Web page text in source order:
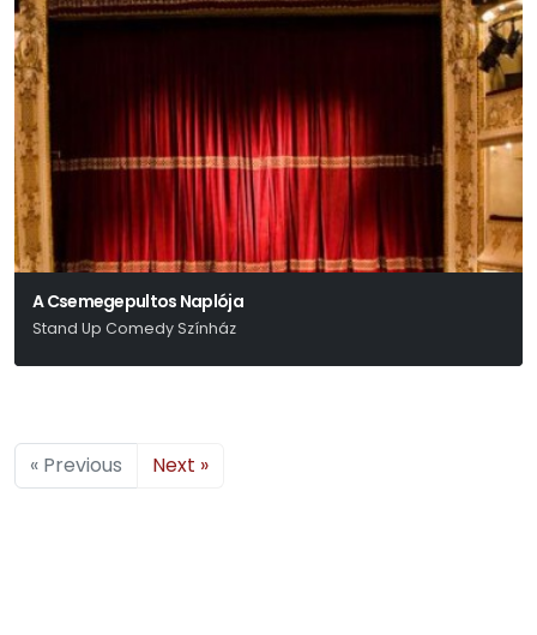
A Csemegepultos Naplója
Stand Up Comedy Színház
« Previous Next »